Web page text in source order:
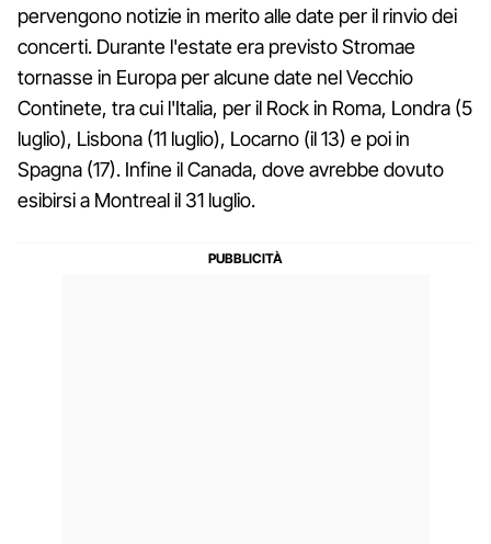
pervengono notizie in merito alle date per il rinvio dei
concerti. Durante l'estate era previsto Stromae
tornasse in Europa per alcune date nel Vecchio
Continete, tra cui l'Italia, per il Rock in Roma, Londra (5
luglio), Lisbona (11 luglio), Locarno (il 13) e poi in
Spagna (17). Infine il Canada, dove avrebbe dovuto
esibirsi a Montreal il 31 luglio.